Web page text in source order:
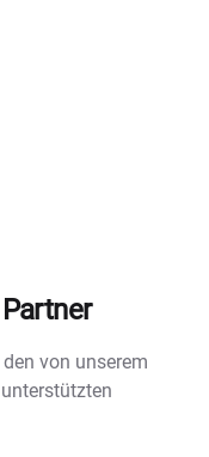
von unserem